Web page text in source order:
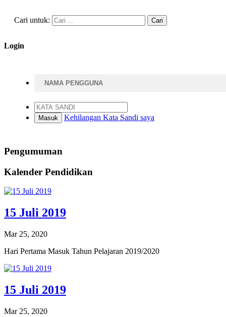
Cari untuk:
Login
Masuk Kehilangan Kata Sandi saya
Pengumuman
Kalender Pendidikan
15 Juli 2019
Mar 25, 2020
Hari Pertama Masuk Tahun Pelajaran 2019/2020
15 Juli 2019
Mar 25, 2020